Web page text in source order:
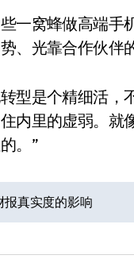
一窝蜂做高端手
、光靠合作伙伴
型是个精细活，
内里的虚弱。就
。”
报真实度的影响